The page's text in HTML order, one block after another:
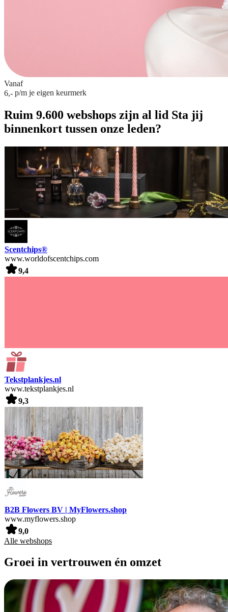
Vanaf
6,- p/m je eigen keurmerk
Ruim 9.600 webshops zijn al lid Sta jij
binnenkort tussen onze leden?
Scentchips®
www.worldofscentchips.com
9,4
Tekstplankjes.nl
www.tekstplankjes.nl
9,3
B2B Flowers BV | MyFlowers.shop
www.myflowers.shop
9,0
Alle webshops
Groei in vertrouwen én omzet